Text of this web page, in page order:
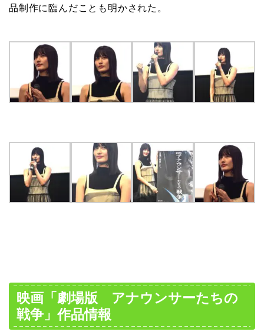
品制作に臨んだことも明かされた。
映画「劇場版 アナウンサーたちの
戦争」作品情報